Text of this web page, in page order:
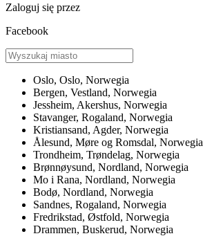
Zaloguj się przez
Facebook
Oslo, Oslo, Norwegia
Bergen, Vestland, Norwegia
Jessheim, Akershus, Norwegia
Stavanger, Rogaland, Norwegia
Kristiansand, Agder, Norwegia
Ålesund, Møre og Romsdal, Norwegia
Trondheim, Trøndelag, Norwegia
Brønnøysund, Nordland, Norwegia
Mo i Rana, Nordland, Norwegia
Bodø, Nordland, Norwegia
Sandnes, Rogaland, Norwegia
Fredrikstad, Østfold, Norwegia
Drammen, Buskerud, Norwegia